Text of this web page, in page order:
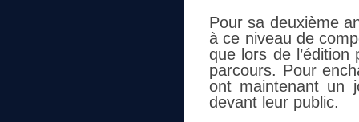
Pour sa deuxième
à ce niveau de
que lors de
parcours. Pour
ont maintenant un
devant leur public.